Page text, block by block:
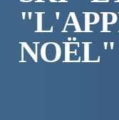
NOËL"